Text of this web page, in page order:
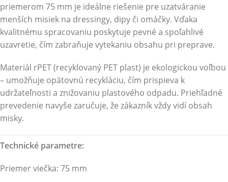
priemerom 75 mm je ideálne riešenie pre uzatváranie
menších misiek na dressingy, dipy či omáčky. Vďaka
kvalitnému spracovaniu poskytuje pevné a spoľahlivé
uzavretie, čím zabraňuje vytekaniu obsahu pri preprave.
Materiál rPET (recyklovaný PET plast) je ekologickou voľbou
– umožňuje opätovnú recykláciu, čím prispieva k
udržateľnosti a znižovaniu plastového odpadu. Priehľadné
prevedenie navyše zaručuje, že zákazník vždy vidí obsah
misky.
Technické parametre:
Priemer viečka: 75 mm